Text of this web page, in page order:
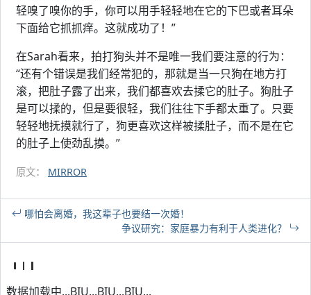
轻嗅了嗅你的手，你可以用手轻轻地在它的下巴或者耳朵
下面给它抓抓痒。这就成功了！”
在Sarah看来，拍打狗头并不是唯一我们要注意的行为：
“还有个错误是我们经常犯的，那就是当一只狗在地方打
滚，把肚子露了出来，我们都喜欢去揉它的肚子。狗肚子
是可以揉的，但是要很轻，我们往往下手都太重了。只要
轻轻地抚摸就行了，狗更喜欢这样被揉肚子，而不是在它
的肚子上使劲乱摸。”
原文： MIRROR
哪怕会离婚，我这辈子也要结一次婚！
争议研究：家庭暴力有利于人类进化？
数据加载中...BIU...BIU...BIU...